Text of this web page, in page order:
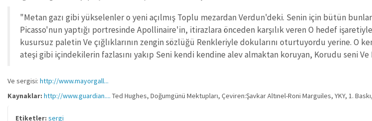
"Metan gazı gibi yükselenler o yeni açılmış Toplu mezardan Verdun'deki. Senin için bütün
Picasso'nun yaptığı portresinde Apollinaire'in, itirazlara önceden karşılık veren O hedef
kusursuz paletin Ve çığlıklarının zengin sözlüğü Renkleriyle dokularını oturtuyordu yerine. O
ateşi gibi içindekilerin fazlasını yakıp Seni kendi kendine alev almaktan koruyan, Korudu seni Ve
Ve sergisi: http://www.mayorgall...
Kaynaklar: http://www.guardian.... Ted Hughes, Doğumgünü Mektupları, Çeviren:Şavkar Altınel-Roni Marguiles, YKY, 1.
Etiketler: sergi